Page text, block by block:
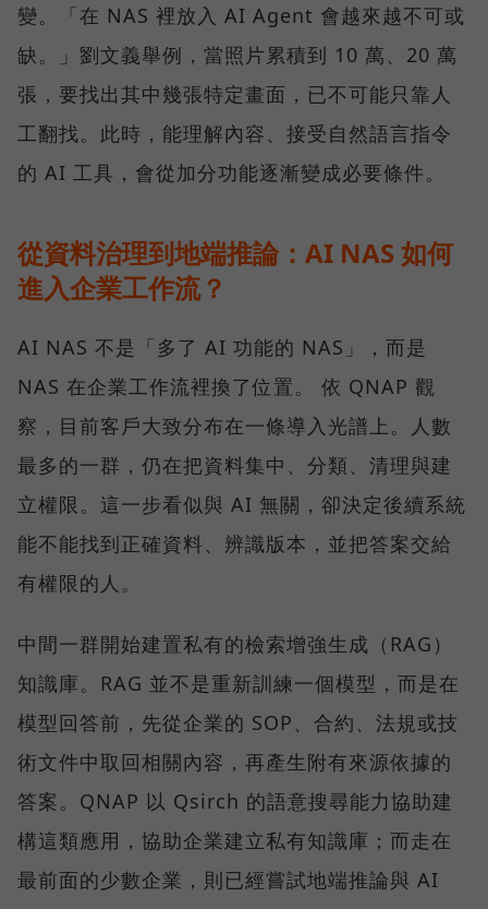
變。「在 NAS 裡放入 AI Agent 會越來越不可或
缺。」劉文義舉例，當照片累積到 10 萬、20 萬
張，要找出其中幾張特定畫面，已不可能只靠人
工翻找。此時，能理解內容、接受自然語言指令
的 AI 工具，會從加分功能逐漸變成必要條件。
從資料治理到地端推論：AI NAS 如何
進入企業工作流？
AI NAS 不是「多了 AI 功能的 NAS」，而是
NAS 在企業工作流裡換了位置。 依 QNAP 觀
察，目前客戶大致分布在一條導入光譜上。人數
最多的一群，仍在把資料集中、分類、清理與建
立權限。這一步看似與 AI 無關，卻決定後續系統
能不能找到正確資料、辨識版本，並把答案交給
有權限的人。
中間一群開始建置私有的檢索增強生成（RAG）
知識庫。RAG 並不是重新訓練一個模型，而是在
模型回答前，先從企業的 SOP、合約、法規或技
術文件中取回相關內容，再產生附有來源依據的
答案。QNAP 以 Qsirch 的語意搜尋能力協助建
構這類應用，協助企業建立私有知識庫；而走在
最前面的少數企業，則已經嘗試地端推論與 AI